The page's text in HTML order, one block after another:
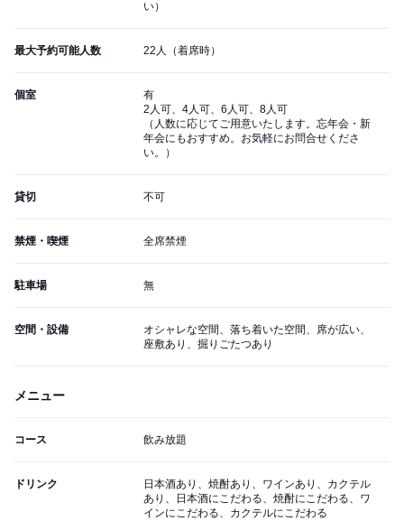
い）
最大予約可能人数 22人（着席時）
個室
有
2人可、4人可、6人可、8人可
（人数に応じてご用意いたします。忘年会・新
年会にもおすすめ。お気軽にお問合せくださ
い。）
貸切 不可
禁煙・喫煙 全席禁煙
駐車場 無
空間・設備
オシャレな空間、落ち着いた空間、席が広い、
座敷あり、掘りごたつあり
メニュー
コース 飲み放題
ドリンク
日本酒あり、焼酎あり、ワインあり、カクテル
あり、日本酒にこだわる、焼酎にこだわる、ワ
インにこだわる、カクテルにこだわる